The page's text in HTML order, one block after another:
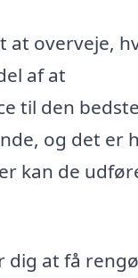
at overveje,
af at
til den
og det er
kan de
dig at få